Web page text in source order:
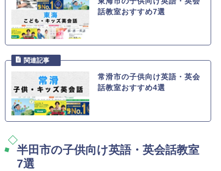
話教室おすすめ7選
常滑市の子供向け英語・英会
話教室おすすめ4選
半田市の子供向け英語・英会話教室
7選